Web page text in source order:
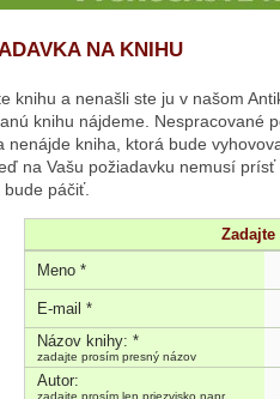
NA KNIHU
knihu a nenašli ste ju v našom
knihu nájdeme. Nespracované
nenájde kniha, ktorá bude
na Vašu požiadavku nemusí
bude páčiť.
Meno *
E-mail *
Názov knihy: *
zadajte prosím presný názov
Autor:
zadajte prosím len priezvisko napr.